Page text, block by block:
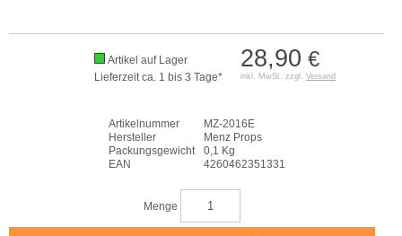
28,90 €
inkl. MwSt. zzgl. Versand
Artikel auf Lager
Lieferzeit ca. 1 bis 3 Tage*
Artikelnummer
MZ-2016E
Hersteller
Menz Props
Packungsgewicht
0,1 Kg
EAN
4260462351331
Menge